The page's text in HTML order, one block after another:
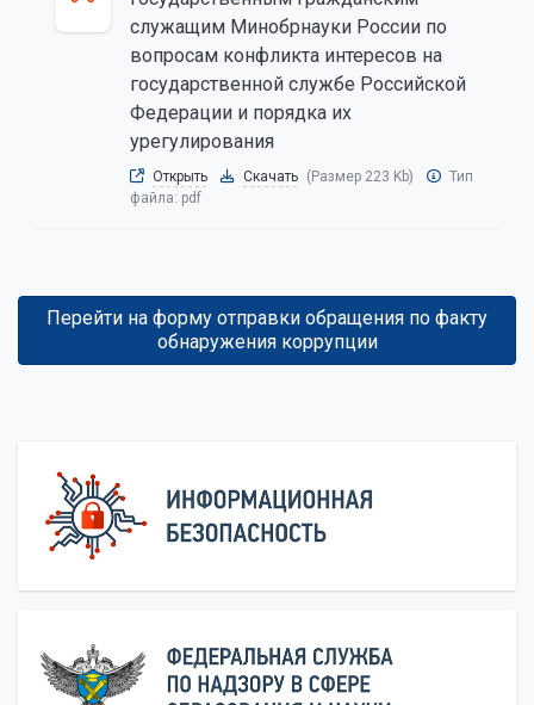
служащим Минобрнауки России по
вопросам конфликта интересов на
государственной службе Российской
Федерации и порядка их
урегулирования
Открыть Скачать (Размер 223 Kb)
Тип
файла: pdf
Перейти на форму отправки обращения по факту
обнаружения коррупции